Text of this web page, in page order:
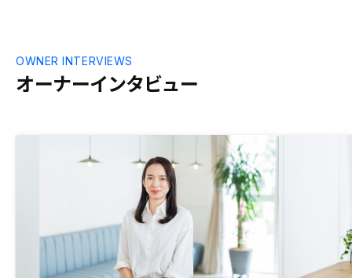
オーナーインタビュー
OWNER INTERVIEWS